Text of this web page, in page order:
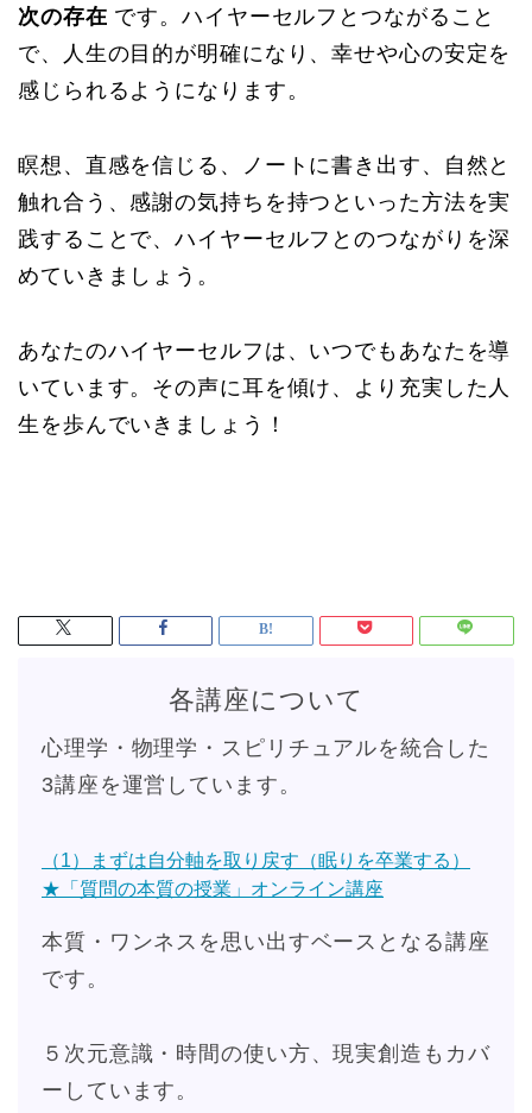
次の存在 です。ハイヤーセルフとつながること
で、人生の目的が明確になり、幸せや心の安定を
感じられるようになります。
瞑想、直感を信じる、ノートに書き出す、自然と
触れ合う、感謝の気持ちを持つといった方法を実
践することで、ハイヤーセルフとのつながりを深
めていきましょう。
あなたのハイヤーセルフは、いつでもあなたを導
いています。その声に耳を傾け、より充実した人
生を歩んでいきましょう！
各講座について
心理学・物理学・スピリチュアルを統合した
3講座を運営しています。
（1）まずは自分軸を取り戻す（眠りを卒業する）
★「質問の本質の授業」オンライン講座
本質・ワンネスを思い出すベースとなる講座
です。
５次元意識・時間の使い方、現実創造もカバ
ーしています。